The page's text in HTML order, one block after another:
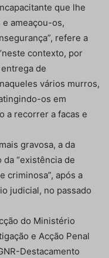
que lhe
ameaçou-os,
refere a
contexto, por
de
vários murros,
os em
a recorrer a facas e
gravosa, a da
“existência de
criminosa”, após a
judicial, no passado
do Ministério
e Acção Penal
Destacamento